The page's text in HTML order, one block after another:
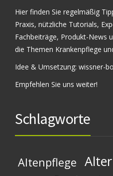
Hier finden Sie regelmäßig
Praxis, nützliche Tutorials,
Fachbeiträge, Produkt-News
die Themen Krankenpflege
Idee & Umsetzung: wissner-
Empfehlen Sie uns weiter!
Schlagworte
Altenpflege Alter